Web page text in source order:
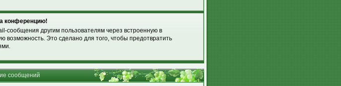
конференцию!
сообщения другим пользователям через встроенную в
возможность. Это сделано для того, чтобы предотвратить
сообщений